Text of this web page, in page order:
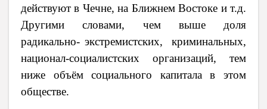
действуют в Чечне, на Ближнем Востоке и т.д.
Другими словами, чем выше доля
радикально- экстремистских, криминальных,
национал-социалистских организаций, тем
ниже объём социального капитала в этом
обществе.